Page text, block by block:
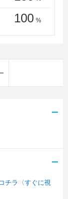
100 %
チラ〈すぐに視